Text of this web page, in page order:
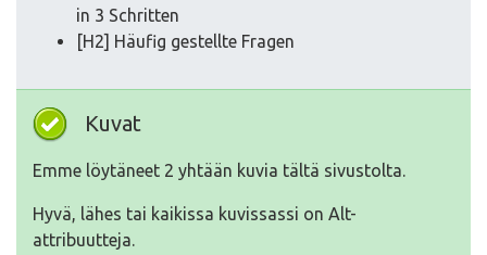
in 3 Schritten
[H2] Häufig gestellte Fragen
Kuvat
Emme löytäneet 2 yhtään kuvia tältä sivustolta.
Hyvä, lähes tai kaikissa kuvissassi on Alt-
attribuutteja.